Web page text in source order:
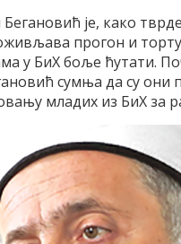
је, како
прогон и
у БиХ боље ћутати.
сумња да су они
младих из БиХ за